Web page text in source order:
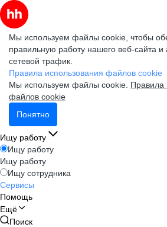
Мы используем файлы cookie, чтобы
правильную работу нашего веб-сайта и
сетевой трафик.
Правила использования файлов cookie
Мы используем файлы cookie. Правила
файлов cookie
Понятно
Ищу работу
Ищу работу
Ищу работу
Ищу сотрудника
Сервисы
Помощь
Ещё
Поиск